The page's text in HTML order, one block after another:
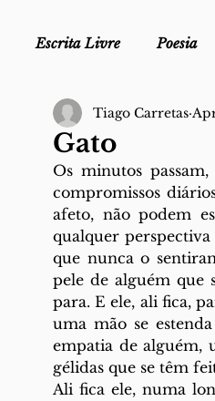
Escrita Livre Poesia
Mergulho Profilático - Podcast
Mais Uma da Nova Escola da Lei
Sob Segredo de
Gato
Tiago Carretas
Os minutos
compromissos
afeto, não podem
qualquer
que nunca o
pele de alguém que
para. E ele, ali fica,
uma mão se
empatia de alguém,
gélidas que se têm
Ali fica ele, numa